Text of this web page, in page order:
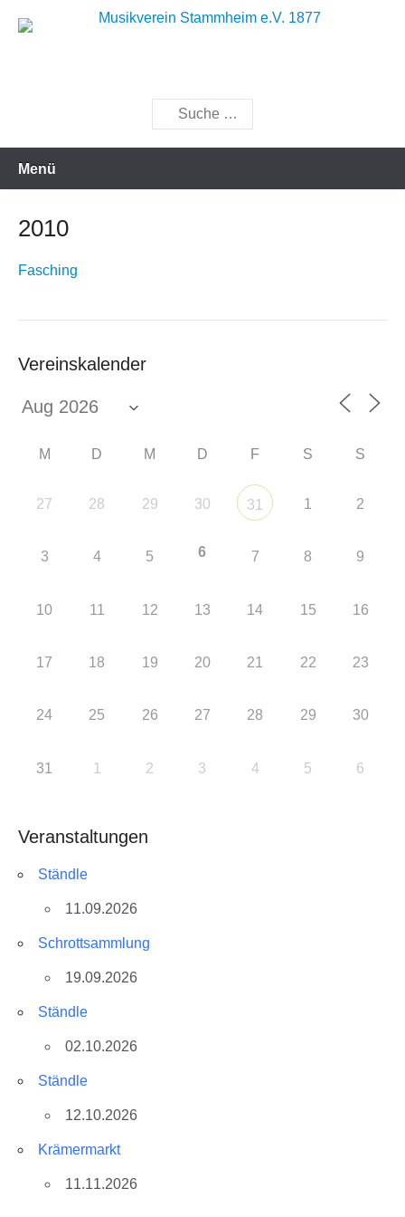
Inhalt
Suchen
Menü
2010
Fasching
Vereinskalender
M D M D F S S
27 28 29 30 31 1 2
3 4 5 6 7 8 9
10 11 12 13 14 15 16
17 18 19 20 21 22 23
24 25 26 27 28 29 30
31 1 2 3 4 5 6
Veranstaltungen
Ständle
11.09.2026
Schrottsammlung
19.09.2026
Ständle
02.10.2026
Ständle
12.10.2026
Krämermarkt
11.11.2026